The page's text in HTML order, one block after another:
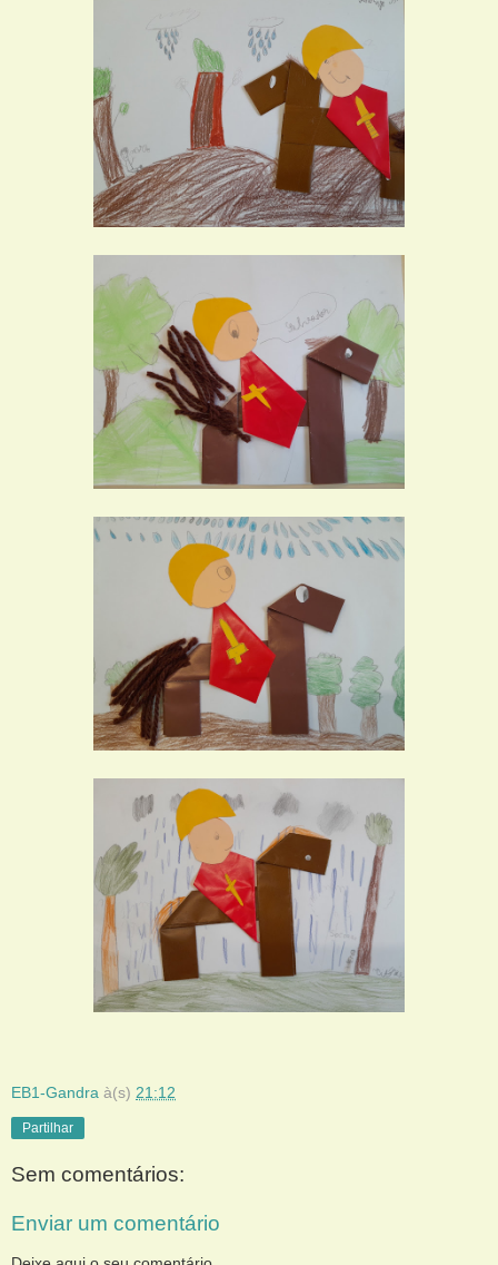
EB1-Gandra à(s) 21:12
Partilhar
Sem comentários:
Enviar um comentário